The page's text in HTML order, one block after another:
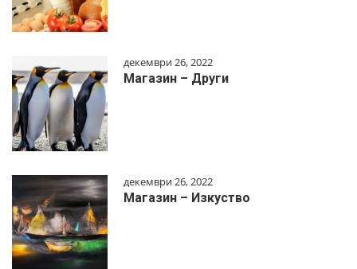
декември 26, 2022
Магазин – Други
декември 26, 2022
Магазин – Изкуство